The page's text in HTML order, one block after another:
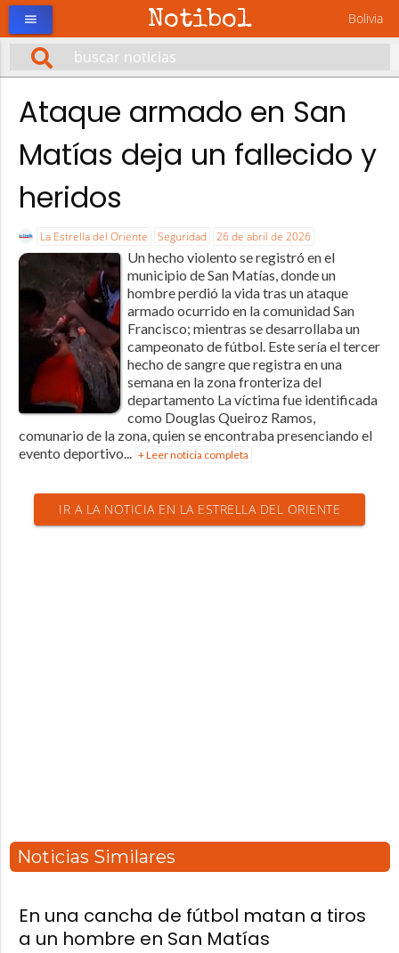
Notibol Bolivia
menu
Ataque armado en San
Matías deja un fallecido y
heridos
La Estrella del Oriente Seguridad 26 de abril de 2026
Un hecho violento se registró en el
municipio de San Matías, donde un
hombre perdió la vida tras un ataque
armado ocurrido en la comunidad San
Francisco; mientras se desarrollaba un
campeonato de fútbol. Este sería el tercer
hecho de sangre que registra en una
semana en la zona fronteriza del
departamento La víctima fue identificada
como Douglas Queiroz Ramos,
comunario de la zona, quien se encontraba presenciando el
evento deportivo... + Leer noticia completa
IR A LA NOTICIA EN LA ESTRELLA DEL ORIENTE
Noticias Similares
En una cancha de fútbol matan a tiros
a un hombre en San Matías